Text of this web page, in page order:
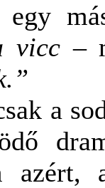
egy
vicc–
a
azért,